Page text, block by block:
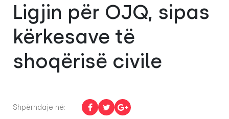
Ligjin për OJQ, sipas
kërkesave të
shoqërisë civile
Shpërndaje në: